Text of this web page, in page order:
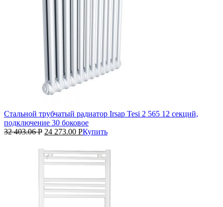
Стальной трубчатый радиатор Irsap Tesi 2 565 12 секций,
подключение 30 боковое
32 403.06Р 24 273.00 РКупить